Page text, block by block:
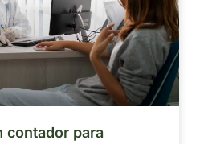
contador para